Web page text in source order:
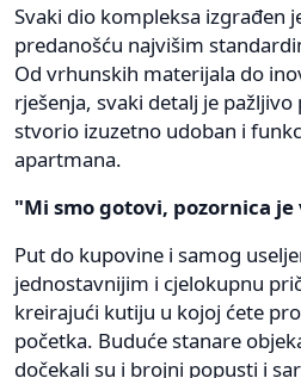
Svaki dio kompleksa izgrađen
predanošću najvišim
Od vrhunskih materijala do
rješenja, svaki detalj je
stvorio izuzetno udoban i
apartmana.
"Mi smo gotovi, pozornica je
Put do kupovine i samog
jednostavnijim i cjelokupnu
kreirajući kutiju u kojoj ćete
početka. Buduće stanare
dočekali su i brojni popusti i